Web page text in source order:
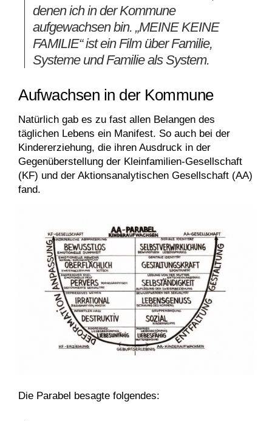
denen ich in der Kommune
aufgewachsen bin. „MEINE KEINE
FAMILIE“ ist ein Film über Familie,
Systeme und Familie als System.
Aufwachsen in der Kommune
Natürlich gab es zu fast allen Belangen des
täglichen Lebens ein Manifest. So auch bei der
Kindererziehung, die ihren Ausdruck in der
Gegenüberstellung der Kleinfamilien-Gesellschaft
(KF) und der Aktionsanalytischen Gesellschaft (AA)
fand.
Die Parabel besagte folgendes: